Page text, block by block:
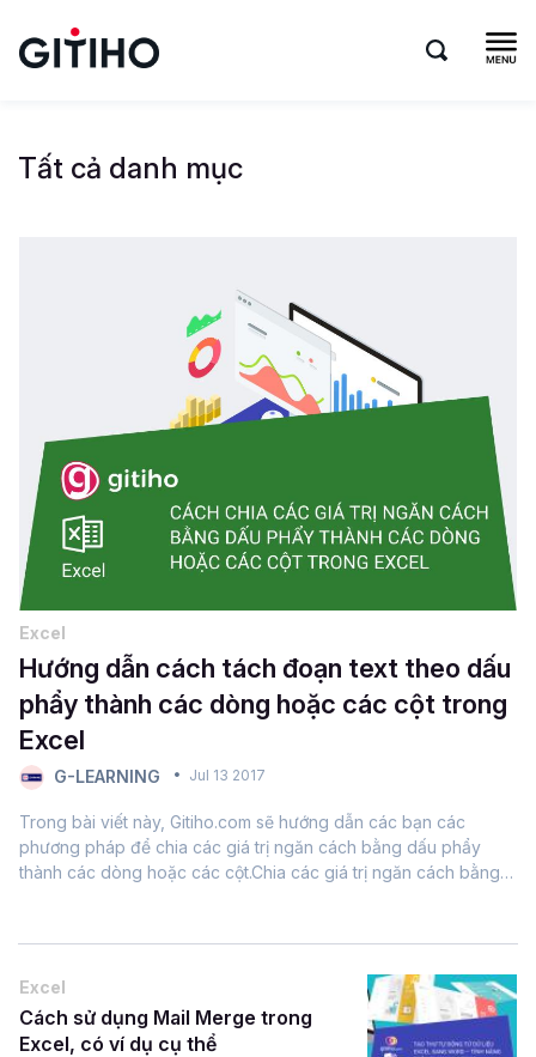
Tất cả danh mục
Excel
Hướng dẫn cách tách đoạn text theo dấu
phẩy thành các dòng hoặc các cột trong
Excel
G-LEARNING Jul 13 2017
Trong bài viết này, Gitiho.com sẽ hướng dẫn các bạn các
phương pháp để chia các giá trị ngăn cách bằng dấu phẩy
thành các dòng hoặc các cột.Chia các giá trị ngăn cách bằng
Excel
Cách sử dụng Mail Merge trong
Excel, có ví dụ cụ thể